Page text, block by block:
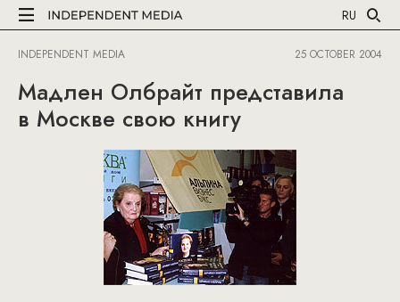
RU
INDEPENDENT MEDIA 25 OCTOBER 2004
Мадлен Олбрайт представила
в Москве свою книгу